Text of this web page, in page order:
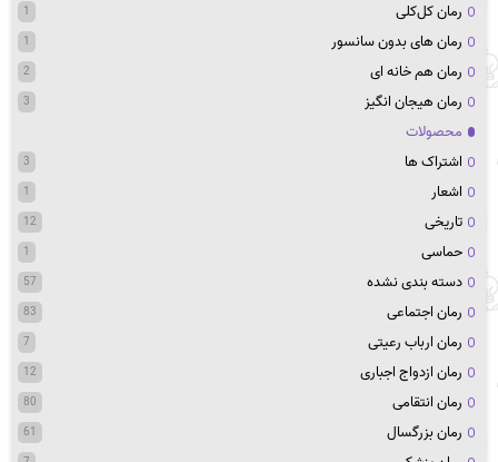
رمان کل‌کلی 1
رمان های بدون سانسور 1
رمان هم خانه ای 2
رمان هیجان انگیز 3
محصولات
اشتراک ها
3
اشعار 1
تاریخی 12
حماسی 1
دسته بندی نشده 57
رمان اجتماعی 83
رمان ارباب رعیتی 7
رمان ازدواج اجباری 12
رمان انتقامی 80
رمان بزرگسال 61